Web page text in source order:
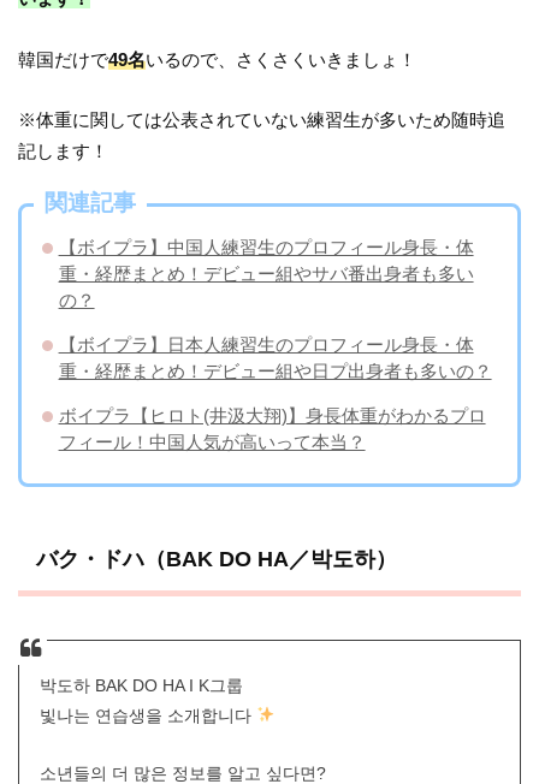
韓国だけで49名いるので、さくさくいきましょ！
※体重に関しては公表されていない練習生が多いため随時追
記します！
関連記事
【ボイプラ】中国人練習生のプロフィール身長・体
重・経歴まとめ！デビュー組やサバ番出身者も多い
の？
【ボイプラ】日本人練習生のプロフィール身長・体
重・経歴まとめ！デビュー組や日プ出身者も多いの？
ボイプラ【ヒロト(井汲大翔)】身長体重がわかるプロ
フィール！中国人気が高いって本当？
バク・ドハ（BAK DO HA／박도하）
박도하 BAK DO HA I K그룹
빛나는 연습생을 소개합니다
소년들의 더 많은 정보를 알고 싶다면?